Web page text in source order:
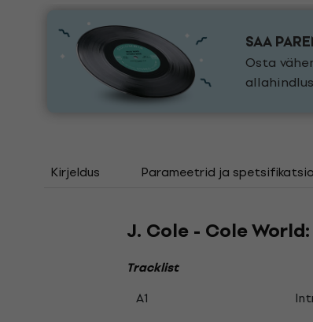
SAA
Osta
Kirjeldus Parameetrid ja
J. Cole - Cole
Tracklist
A1